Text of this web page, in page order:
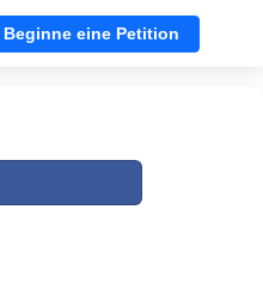
Beginne eine Petition